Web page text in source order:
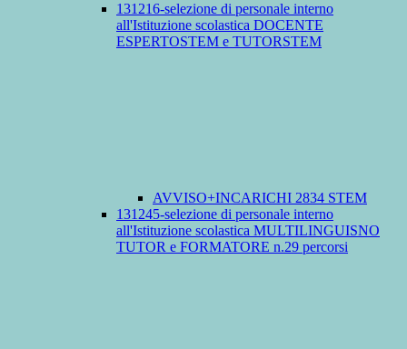
131216-selezione di personale interno
all'Istituzione scolastica DOCENTE
ESPERTOSTEM e TUTORSTEM
AVVISO+INCARICHI 2834 STEM
131245-selezione di personale interno
all'Istituzione scolastica MULTILINGUISNO
TUTOR e FORMATORE n.29 percorsi